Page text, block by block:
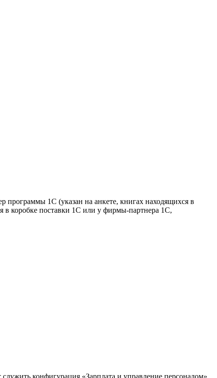
программы 1С (указан на анкете, книгах находящихся в
в коробке поставки 1С или у фирмы-партнера 1С,
конфигурация «Зарплата и управление персоналом»